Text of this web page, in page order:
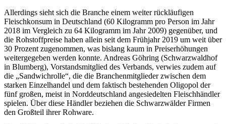
Allerdings sieht sich die Branche einem weiter rückläufigen
Fleischkonsum in Deutschland (60 Kilogramm pro Person im Jahr
2018 im Vergleich zu 64 Kilogramm im Jahr 2009) gegenüber, und
die Rohstoffpreise haben allein seit dem Frühjahr 2019 um weit über
30 Prozent zugenommen, was bislang kaum in Preiserhöhungen
weitergegeben werden konnte. Andreas Göhring (Schwarzwaldhof
in Blumberg), Vorstandsmitglied des Verbands, verwies zudem auf
die „Sandwichrolle“, die die Branchenmitglieder zwischen dem
starken Einzelhandel und dem faktisch bestehenden Oligopol der
fünf großen, meist in Norddeutschland angesiedelten Fleischhändler
spielen. Über diese Händler beziehen die Schwarzwälder Firmen
den Großteil ihrer Rohware.